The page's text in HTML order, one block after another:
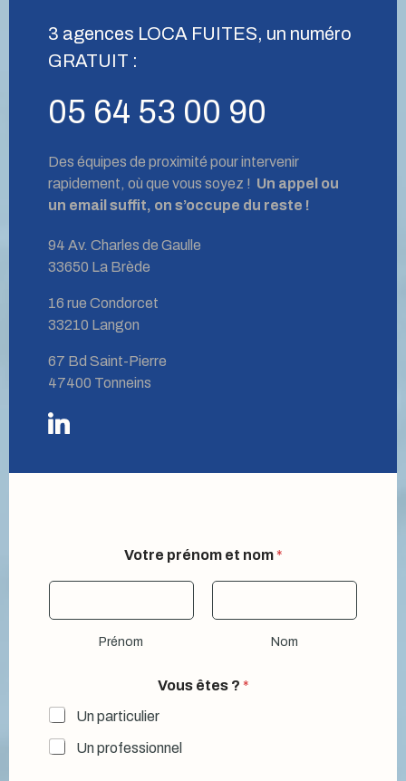
3 agences LOCA FUITES, un numéro
GRATUIT :
05 64 53 00 90
Des équipes de proximité pour intervenir
rapidement, où que vous soyez ! Un appel ou
un email suffit, on s’occupe du reste !
94 Av. Charles de Gaulle
33650 La Brède
16 rue Condorcet
33210 Langon
67 Bd Saint-Pierre
47400 Tonneins
Votre prénom et nom *
Prénom Nom
Vous êtes ? *
Un particulier
Un professionnel